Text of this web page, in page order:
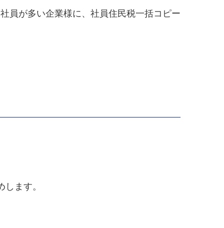
員が多い企業様に、社員住民税一括コピー
ます。